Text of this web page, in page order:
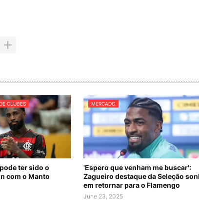
CLUBES
ter sido o
com o Manto
MERCADO
'Espero que venham me buscar':
Zagueiro destaque da Seleção
em retornar para o Flamengo
June 23, 2025